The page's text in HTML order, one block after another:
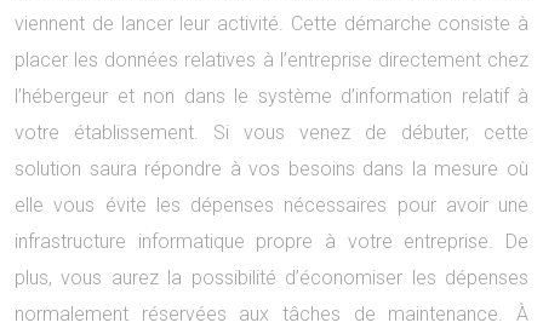
viennent de lancer leur activité. Cette démarche consiste à
placer les données relatives à l’entreprise directement chez
l’hébergeur et non dans le système d’information relatif à
votre établissement. Si vous venez de débuter, cette
solution saura répondre à vos besoins dans la mesure où
elle vous évite les dépenses nécessaires pour avoir une
infrastructure informatique propre à votre entreprise. De
plus, vous aurez la possibilité d’économiser les dépenses
normalement réservées aux tâches de maintenance. À